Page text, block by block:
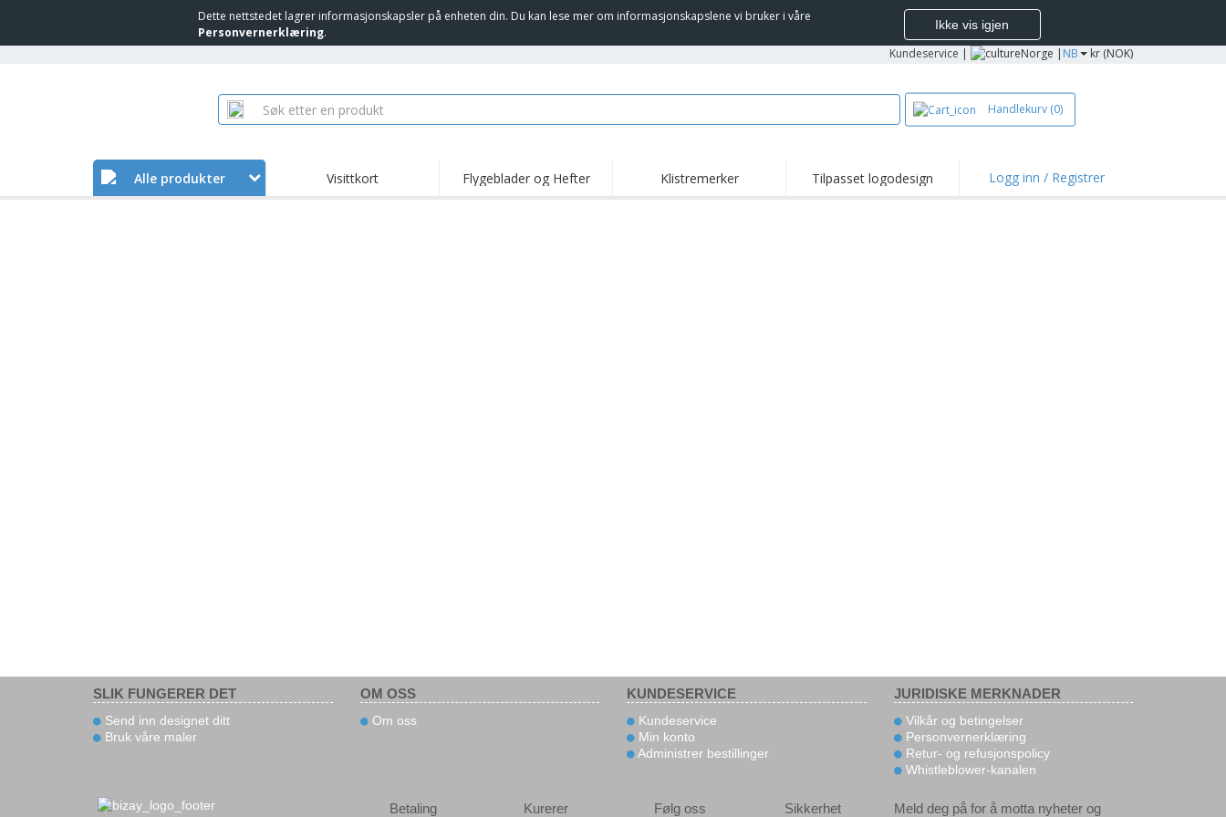
Dette nettstedet lagrer informasjonskapsler på enheten din. Du kan lese mer om informasjonskapslene vi bruker i våre
Personvernerklæring. Ikke vis igjen
Kundeservice | Norge | NB kr (NOK)
Handlekurv (0)
Alle produkter Visittkort Flygeblader og Hefter Klistremerker Tilpasset logodesign Logg inn / Registrer
SLIK FUNGERER DET
Send inn designet ditt
Bruk våre maler
OM OSS
Om oss
KUNDESERVICE
Kundeservice
Min konto
Administrer bestillinger
JURIDISKE MERKNADER
Vilkår og betingelser
Personvernerklæring
Retur- og refusjonspolicy
Whistleblower-kanalen
Betaling Kurerer Følg oss Sikkerhet Meld deg på for å motta nyheter og